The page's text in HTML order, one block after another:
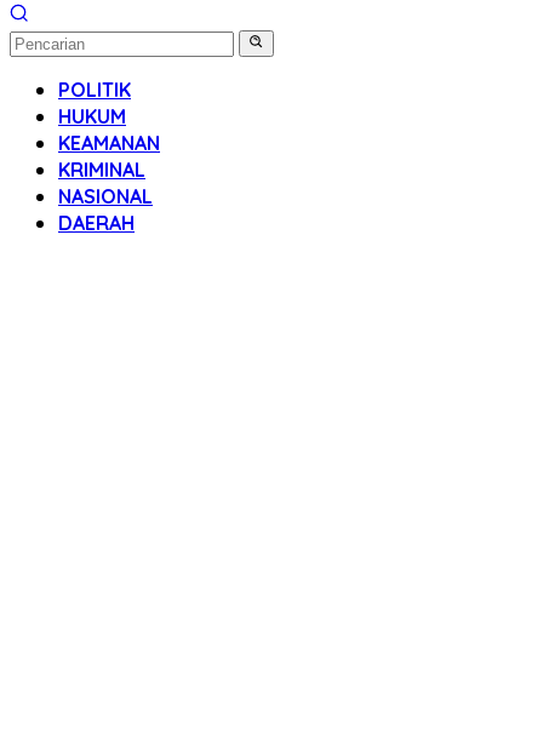
POLITIK
HUKUM
KEAMANAN
KRIMINAL
NASIONAL
DAERAH